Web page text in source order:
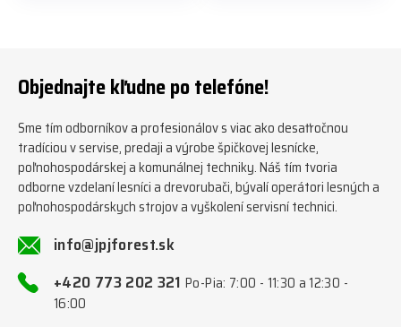
#firewoodproduction
#firewood #deitmer
Objednajte kľudne po telefóne!
Sme tím odborníkov a profesionálov s viac ako desaťročnou
tradíciou v servise, predaji a výrobe špičkovej lesnícke,
poľnohospodárskej a komunálnej techniky. Náš tím tvoria
odborne vzdelaní lesníci a drevorubači, bývalí operátori lesných a
poľnohospodárskych strojov a vyškolení servisní technici.
info@jpjforest.sk
+420 773 202 321Po-Pia: 7:00 - 11:30 a 12:30 -
16:00